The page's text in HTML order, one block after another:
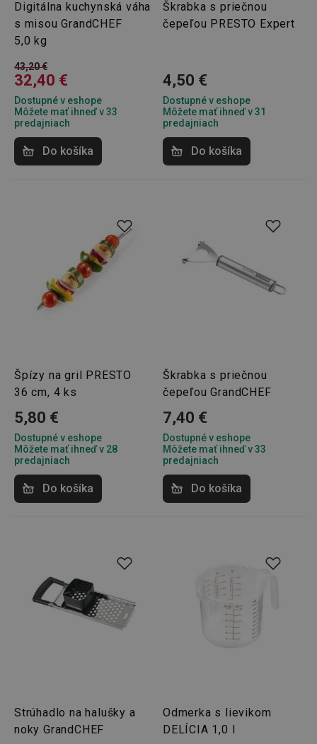
Digitálna kuchynská váha
s misou GrandCHEF
5,0 kg
43,20 €
32,40 €
Dostupné v eshope
Môžete mať ihneď v 33
predajniach
Do košíka
Škrabka s priečnou
čepeľou PRESTO Expert
4,50 €
Dostupné v eshope
Môžete mať ihneď v 31
predajniach
Do košíka
Špízy na gril PRESTO
36 cm, 4 ks
5,80 €
Dostupné v eshope
Môžete mať ihneď v 28
predajniach
Do košíka
Škrabka s priečnou
čepeľou GrandCHEF
7,40 €
Dostupné v eshope
Môžete mať ihneď v 33
predajniach
Do košíka
Strúhadlo na halušky a
noky GrandCHEF
Odmerka s lievikom
DELÍCIA 1,0 l
udid .tescoma.cz
__rtbh.lid www.tescoma.sk
Twitter Inc.
.smartadserver.com
lastVisitedProducts
4 týždne
SERVERID
HAProxy
Technologies LLC
.clickonometrics.pl
Google
Privacy Policy